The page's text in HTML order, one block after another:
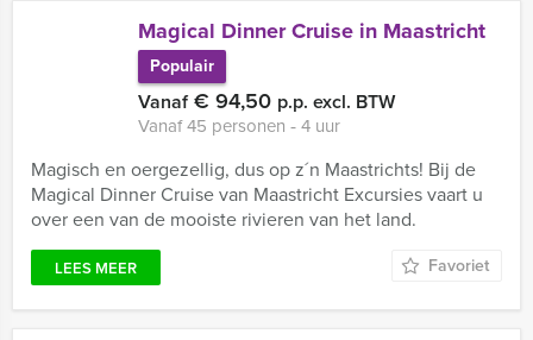
Magical Dinner Cruise in Maastricht
Populair
Vanaf€ 94,50 p.p. excl. BTW
Vanaf 45 personen ‐ 4 uur
Magisch en oergezellig, dus op z´n Maastrichts! Bij de
Magical Dinner Cruise van Maastricht Excursies vaart u
over een van de mooiste rivieren van het land.
LEES MEER Favoriet